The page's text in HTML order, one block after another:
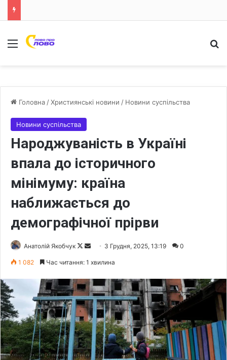
Меню
Головна /Християнські новини / Новини суспільства
Новини суспільства
Народжуваність в Україні
впала до історичного
мінімуму: країна
наближається до
демографічної прірви
Анатолій Якобчук
F
o
l
o
w
o
n
X
d
a
n
e
m
a
i
3 Грудня, 2025, 13:19 0
1 082 Час читання: 1 хвилина